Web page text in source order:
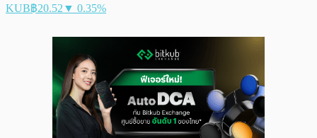
KUB฿20.52 ▼ 0.35%